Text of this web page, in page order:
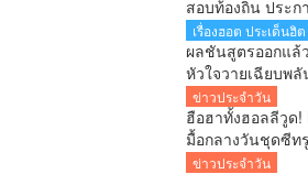
สอบท้องถิ่น ประ
ยืนยันพร้อมสู้ทุกค
ข้อหา
เรื่องฮอต ประเด็นฮิต
ผลชันสูตรออกแล้
หัวใจวายเฉียบพ
ทำร้าย รอผลสาร
ข่าวประจำวัน
ฮือฮาทั้งฮอลลีวูด!
มื้อกลางวันชุดซีท
ข่าวประจำวัน